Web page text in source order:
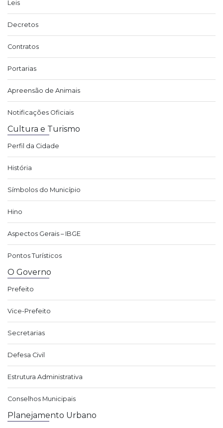
Leis
Decretos
Contratos
Portarias
Apreensão de Animais
Notificações Oficiais
Cultura e Turismo
Perfil da Cidade
História
Símbolos do Município
Hino
Aspectos Gerais – IBGE
Pontos Turísticos
O Governo
Prefeito
Vice-Prefeito
Secretarias
Defesa Civil
Estrutura Administrativa
Conselhos Municipais
Planejamento Urbano